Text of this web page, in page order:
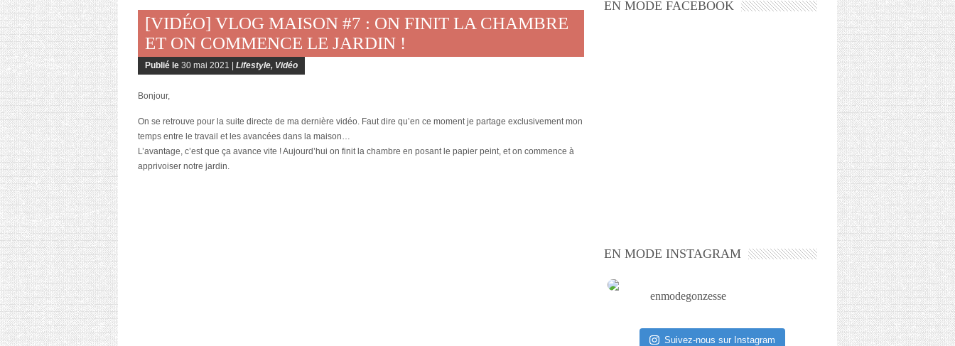
[VIDÉO] VLOG MAISON #7 : ON FINIT LA CHAMBRE
ET ON COMMENCE LE JARDIN !
Publié le 30 mai 2021 | Lifestyle, Vidéo
Bonjour,
On se retrouve pour la suite directe de ma dernière vidéo. Faut dire qu’en ce moment je partage exclusivement mon
temps entre le travail et les avancées dans la maison…
L’avantage, c’est que ça avance vite ! Aujourd’hui on finit la chambre en posant le papier peint, et on commence à
apprivoiser notre jardin.
EN MODE FACEBOOK
EN MODE INSTAGRAM
enmodegonzesse
Suivez-nous sur Instagram